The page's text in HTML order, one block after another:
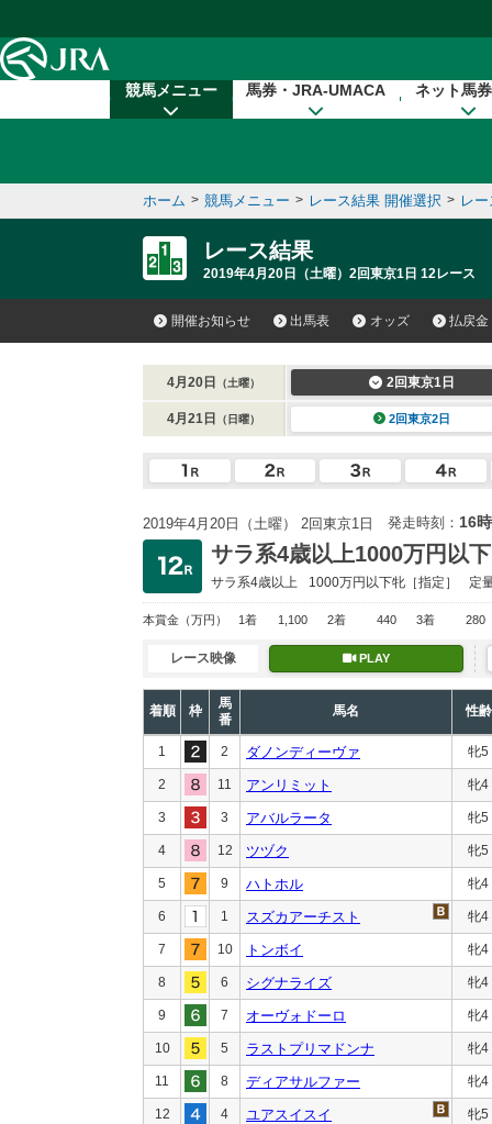
競馬メニュー 馬券・JRA-UMACA ネット馬
ホーム > 競馬メニュー > レース結果 開催選択 > レ
レース結果
2019年4月20日（土曜）2回東京1日 12レース
開催お知らせ 出馬表 オッズ 払戻金
4月20日 （土曜） 2回東京1日
4月21日 （日曜） 2回東京2日
2019年4月20日（土曜） 2回東京1日 発走時刻： 16
サラ系4歳以上1000万円以下
サラ系4歳以上 1000万円以下牝［指定］ 定
本賞金 （万円） 1着 1,100 2着 440 3着 280
レース映像 PLAY
着順 枠
馬
番
馬名 性齢
1 2 ダノンディーヴァ 牝5
2 11 アンリミット 牝4
3 3 アバルラータ 牝5
4 12 ツヅク 牝5
5 9 ハトホル 牝4
6 1 スズカアーチスト 牝4
7 10 トンボイ 牝4
8 6 シグナライズ 牝4
9 7 オーヴォドーロ 牝4
10 5 ラストプリマドンナ 牝4
11 8 ディアサルファー 牝4
12 4 ユアスイスイ 牝5